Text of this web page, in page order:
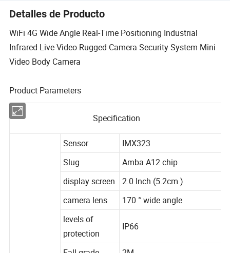
Detalles de Producto
WiFi 4G Wide Angle Real-Time Positioning Industrial
Infrared Live Video Rugged Camera Security System Mini
Video Body Camera
Product Parameters
Sensor
IMX323
Slug
Amba A12 chip
display screen
2.0 Inch (5.2cm )
camera lens
170 ° wide angle
levels of
protection